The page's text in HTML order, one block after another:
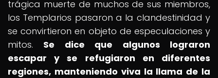
trágica muerte de muchos de sus miembros,
los Templarios pasaron a la clandestinidad y
se convirtieron en objeto de especulaciones y
mitos. Se dice que algunos lograron
escapar y se refugiaron en diferentes
regiones, manteniendo viva la llama de la